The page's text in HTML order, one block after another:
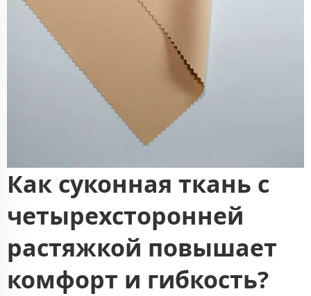
Как суконная ткань с
четырехсторонней
растяжкой повышает
комфорт и гибкость?